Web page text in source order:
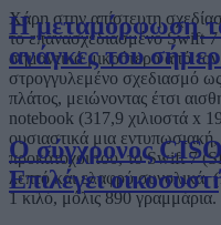
Η μεταμόρφωση
ανάγκες του
Ο σύγχρονος CISO
Επιλέγει
Χάρη στην απίστευτη
το επανασχεδιασμένο Swift 7
σημαντικά μικρότερο από
στρογγυλεμένο σχεδιασμό
πλάτος, μειώνοντας έτσι
notebook (317,9 χιλιοστά x
ουσιαστικά μια
προκάτοχοι του, το Swift 7
λεπτό και ελαφρύ συνολικά,
1 κιλό, μόλις 890 γραμμάρια.